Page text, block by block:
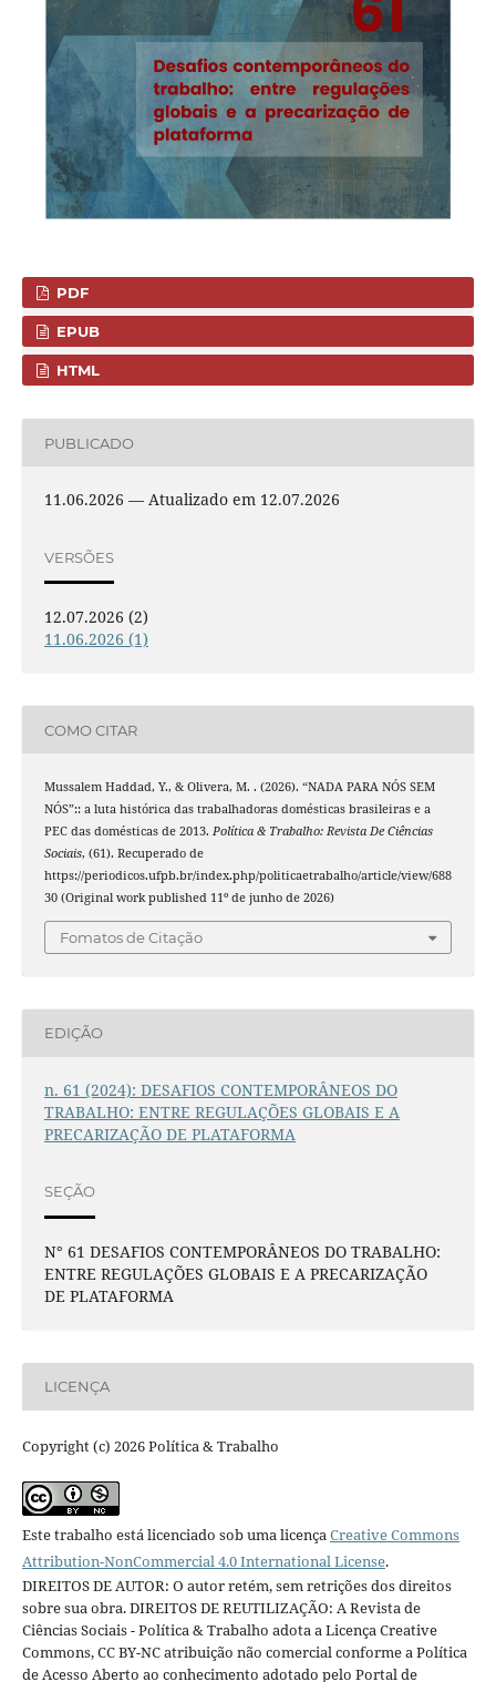
PDF
EPUB
HTML
PUBLICADO
11.06.2026 — Atualizado em 12.07.2026
VERSÕES
12.07.2026 (2)
11.06.2026 (1)
COMO CITAR
Mussalem Haddad, Y., & Olivera, M. . (2026). “NADA PARA NÓS SEM
NÓS”:: a luta histórica das trabalhadoras domésticas brasileiras e a
PEC das domésticas de 2013. Política & Trabalho: Revista De Ciências
Sociais, (61). Recuperado de
https://periodicos.ufpb.br/index.php/politicaetrabalho/article/view/688
30 (Original work published 11º de junho de 2026)
Fomatos de Citação
EDIÇÃO
n. 61 (2024): DESAFIOS CONTEMPORÂNEOS DO
TRABALHO: ENTRE REGULAÇÕES GLOBAIS E A
PRECARIZAÇÃO DE PLATAFORMA
SEÇÃO
N° 61 DESAFIOS CONTEMPORÂNEOS DO TRABALHO:
ENTRE REGULAÇÕES GLOBAIS E A PRECARIZAÇÃO
DE PLATAFORMA
LICENÇA
Copyright (c) 2026 Política & Trabalho
Este trabalho está licenciado sob uma licençaCreative Commons
Attribution-NonCommercial 4.0 International License.
DIREITOS DE AUTOR: O autor retém, sem retrições dos direitos
sobre sua obra. DIREITOS DE REUTILIZAÇÃO: A Revista de
Ciências Sociais - Política & Trabalho adota a Licença Creative
Commons, CC BY-NC atribuição não comercial conforme a Política
de Acesso Aberto ao conhecimento adotado pelo Portal de